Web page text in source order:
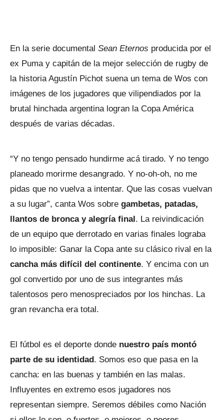
En la serie documental Sean Eternos producida por el
ex Puma y capitán de la mejor selección de rugby de
la historia Agustín Pichot suena un tema de Wos con
imágenes de los jugadores que vilipendiados por la
brutal hinchada argentina logran la Copa América
después de varias décadas.
“Y no tengo pensado hundirme acá tirado. Y no tengo
planeado morirme desangrado. Y no-oh-oh, no me
pidas que no vuelva a intentar. Que las cosas vuelvan
a su lugar”, canta Wos sobre gambetas, patadas,
llantos de bronca y alegría final. La reivindicación
de un equipo que derrotado en varias finales lograba
lo imposible: Ganar la Copa ante su clásico rival en la
cancha más difícil del continente. Y encima con un
gol convertido por uno de sus integrantes más
talentosos pero menospreciados por los hinchas. La
gran revancha era total.
El fútbol es el deporte donde nuestro país montó
parte de su identidad. Somos eso que pasa en la
cancha: en las buenas y también en las malas.
Influyentes en extremo esos jugadores nos
representan siempre. Seremos débiles como Nación